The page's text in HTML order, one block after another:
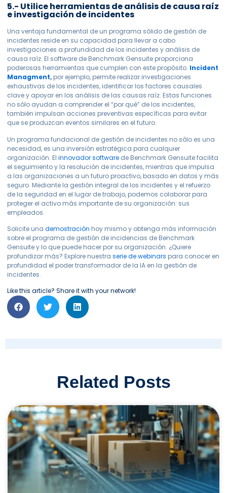
5.- Utilice herramientas de análisis de causa raíz
e investigación de incidentes
Una ventaja fundamental de un programa sólido de gestión de
incidentes reside en su capacidad para llevar a cabo
investigaciones a profundidad de los incidentes y análisis de
causa raíz. El software de Benchmark Gensuite proporciona
poderosas herramientas que cumplen con este propósito. Incident
Managment,por ejemplo, permite realizar investigaciones
exhaustivas de los incidentes, identificar los factores causales
clave y apoyar en los análisis de las causas raíz. Estas funciones
no sólo ayudan a comprender el “por qué” de los incidentes,
también impulsan acciones preventivas específicas para evitar
que se produzcan eventos similares en el futuro.
Un programa fundacional de gestión de incidentes no sólo es una
necesidad, es una inversión estratégica para cualquier
organización. Elinnovador software de Benchmark Gensuite facilita
el seguimiento y la resolución de incidentes, mientras que impulsa
a las organizaciones a un futuro proactivo, basado en datos y más
seguro. Mediante la gestión integral de los incidentes y el refuerzo
de la seguridad en el lugar de trabajo, podemos colaborar para
proteger el activo más importante de su organización: sus
empleados.
Solicite unademostración hoy mismo y obtenga más información
sobre el programa de gestión de incidencias de Benchmark
Gensuite y lo que puede hacer por su organización. ¿Quiere
profundizar más? Explore nuestraserie de webinars para conocer en
profundidad el poder transformador de la IA en la gestión de
incidentes.
Like this article? Share it with your network!
Related Posts